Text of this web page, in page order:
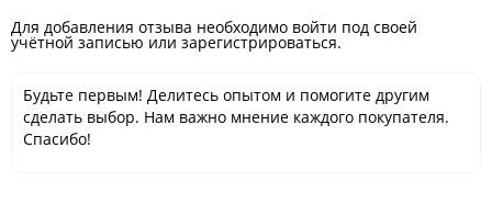
Для добавления отзыва необходимо войти под своей
учётной записью или зарегистрироваться.
Будьте первым! Делитесь опытом и помогите другим
сделать выбор. Нам важно мнение каждого покупателя.
Спасибо!